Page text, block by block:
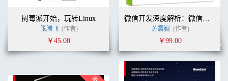
3D建模工具 45
流程图工具 46
游戏引擎 48
第5章 电子表格基础 50
树莓派开始，玩转Linux
张腾飞 (作者)
￥45.00
微信开发深度解析：微信公众号、小程序高效开发秘籍
苏震巍 (作者)
￥99.00